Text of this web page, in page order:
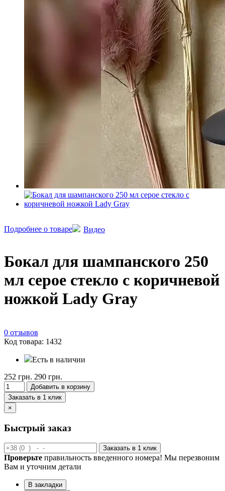
Подробнее о товаре Видео
Бокал для шампанского 250
мл серое стекло с коричневой
ножкой Lady Gray
0 отзывов
Код товара: 1432
Есть в наличии
252 грн. 290 грн.
Добавить в корзину
Заказать в 1 клик
×
Быстрый заказ
Заказать в 1 клик
Проверьте правильность введенного номера! Мы перезвоним
Вам и уточним детали
В закладки